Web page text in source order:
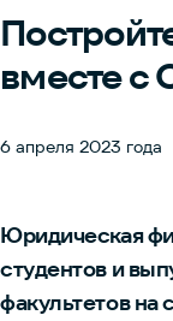
вместе с
6 апреля 2023 года
Юридическая
студентов и
факультетов на